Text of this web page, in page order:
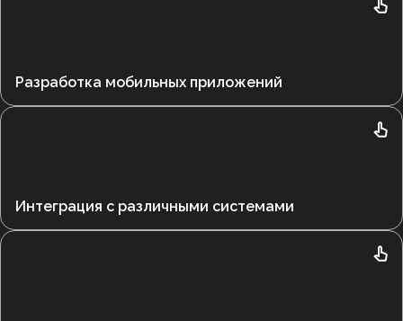
Разработка мобильных приложений
Интеграция с различными системами